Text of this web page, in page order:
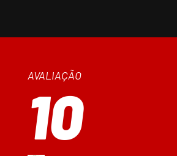
AVALIAÇÃO
10